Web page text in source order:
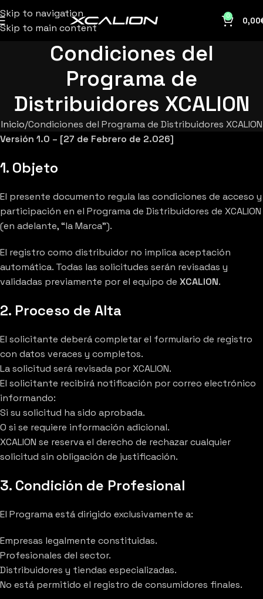
Skip to navigation
Skip to main content
0 0,00
Condiciones del
Programa de
Distribuidores XCALION
Inicio Condiciones del Programa de Distribuidores XCALION
Versión 1.0 – [27 de Febrero de 2.026]
1. Objeto
El presente documento regula las condiciones de acceso y
participación en el Programa de Distribuidores de XCALION
(en adelante, “la Marca”).
El registro como distribuidor no implica aceptación
automática. Todas las solicitudes serán revisadas y
validadas previamente por el equipo de XCALION.
2. Proceso de Alta
El solicitante deberá completar el formulario de registro
con datos veraces y completos.
La solicitud será revisada por XCALION.
El solicitante recibirá notificación por correo electrónico
informando:
Si su solicitud ha sido aprobada.
O si se requiere información adicional.
XCALION se reserva el derecho de rechazar cualquier
solicitud sin obligación de justificación.
3. Condición de Profesional
El Programa está dirigido exclusivamente a:
Empresas legalmente constituidas.
Profesionales del sector.
Distribuidores y tiendas especializadas.
No está permitido el registro de consumidores finales.